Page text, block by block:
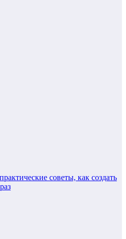
советы, как создать